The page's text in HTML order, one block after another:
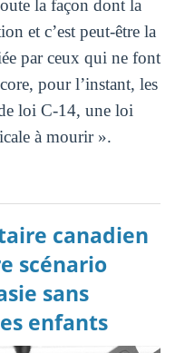
la façon dont la
et c’est peut-être la
par ceux qui ne font
pour l’instant, les
loi C-14, une loi
à mourir ».
canadien
scénario
sans
enfants